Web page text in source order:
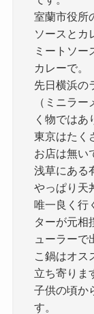
室蘭市役所
ソースとカ
ミートソー
カレーで。
先日横浜の
（ミニラ
く物ではあ
東京はたく
お店は無い
浅草にある
やっぱり天
唯一良く行
ターが元相
ューラーで
こ鍋はオス
立ち寄りま
子供の頃か
す。